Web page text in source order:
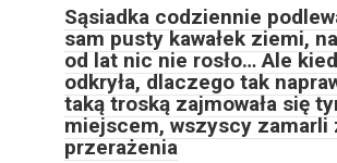
Sąsiadka codziennie
sam pusty kawałek ziemi,
od lat nic nie rosło… Ale
odkryła, dlaczego tak
taką troską zajmowała się
miejscem, wszyscy zamarli
przerażenia